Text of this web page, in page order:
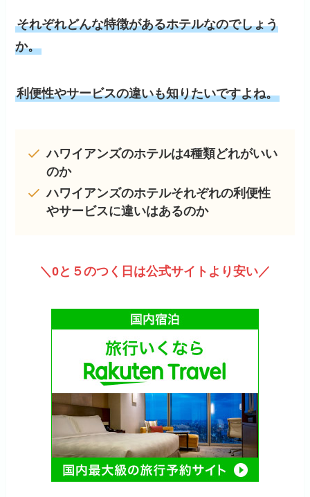
それぞれどんな特徴があるホテルなのでしょう
か。
利便性やサービスの違いも知りたいですよね。
ハワイアンズのホテルは4種類どれがいい
のか
ハワイアンズのホテルそれぞれの利便性
やサービスに違いはあるのか
＼0と５のつく日は公式サイトより安い／